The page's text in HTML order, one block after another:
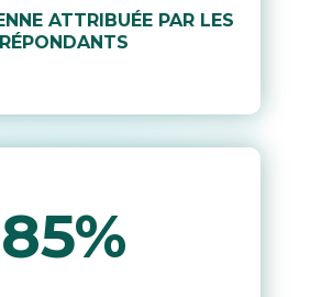
ATTRIBUÉE PAR LES
RÉPONDANTS
85%